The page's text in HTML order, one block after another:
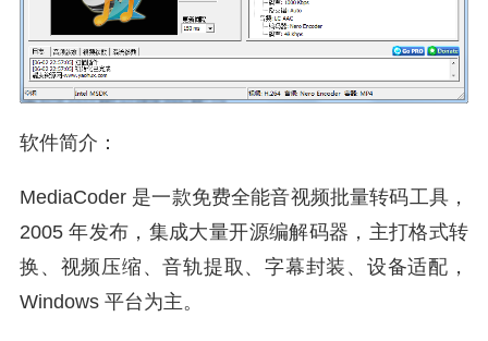
软件简介：
MediaCoder 是一款免费全能音视频批量转码工具，
2005 年发布，集成大量开源编解码器，主打格式转
换、视频压缩、音轨提取、字幕封装、设备适配，
Windows 平台为主。